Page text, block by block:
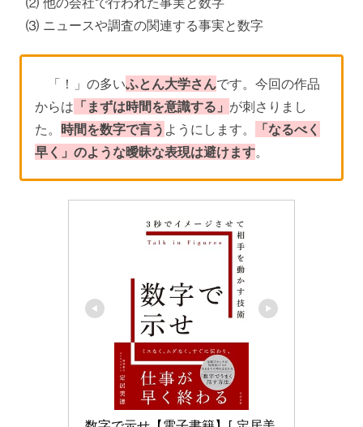
⑶ ニュースや調査の関連する事実と数字
「！」の多いふとん大学さんです。今回の作品
からは 「まずは時間を意識する」 が刺さりまし
た。 時間を数字で言う ようにします。
「なるべく
早く」のような曖昧な表現は避けます。